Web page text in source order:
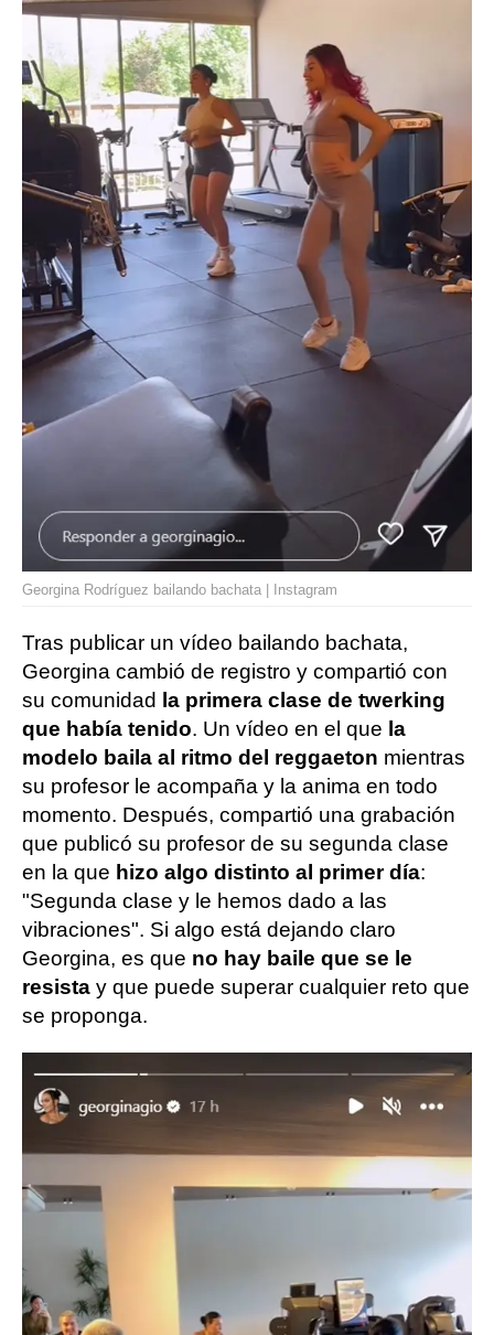
Georgina Rodríguez bailando bachata | Instagram
Tras publicar un vídeo bailando bachata,
Georgina cambió de registro y compartió con
su comunidad la primera clase de twerking
que había tenido. Un vídeo en el que la
modelo baila al ritmo del reggaeton mientras
su profesor le acompaña y la anima en todo
momento. Después, compartió una grabación
que publicó su profesor de su segunda clase
en la que hizo algo distinto al primer día:
"Segunda clase y le hemos dado a las
vibraciones". Si algo está dejando claro
Georgina, es que no hay baile que se le
resista y que puede superar cualquier reto que
se proponga.